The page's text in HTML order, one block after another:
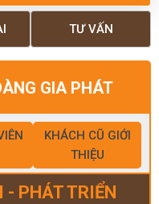
TƯ VẤN
GIA PHÁT
KHÁCH CŨ GIỚI
THIỆU
PHÁT TRIỂN